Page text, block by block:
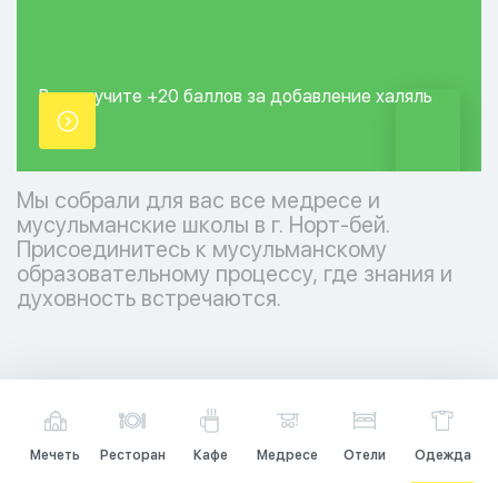
Вы получите +20 баллов за добавление халяль
точки.
Мы собрали для вас все медресе и
мусульманские школы в г. Норт-бей.
Присоединитесь к мусульманскому
образовательному процессу, где знания и
духовность встречаются.
Мечеть Ресторан Кафе Медресе Отели Одежда